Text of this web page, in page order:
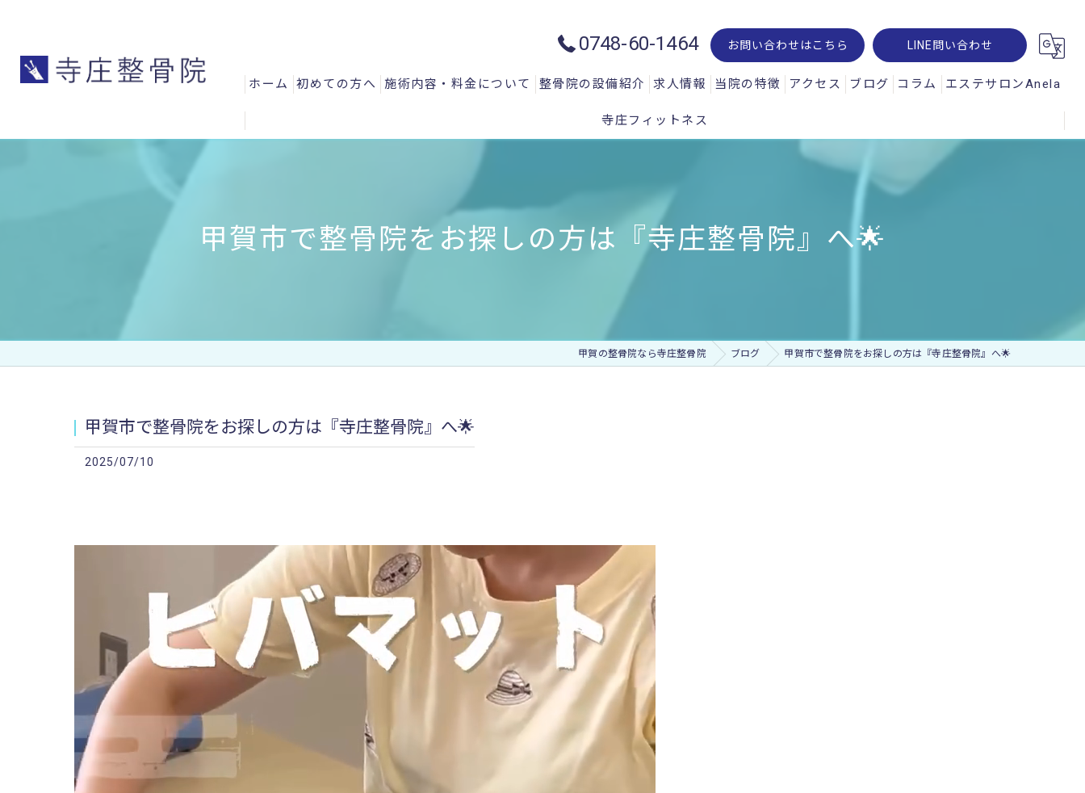
0748-60-1464 お問い合わせはこちら LINE問い合わせ
ホーム 初めての方へ
よくある質問
施術内容・料金について
一般施術メニュー
整骨院の設備紹介
ハイトーン治療器：ハイチャージ
微弱電流治療器：エレサス
加圧治療：MCCⅡマルチカフケア
求人情報 当院の特徴
腰痛
神経痛
アクセス ブログ コラム エステサロンAnela
寺庄フィットネス
甲賀市で整骨院をお探しの方は『寺庄整骨院』へ🌟
甲賀の整骨院なら寺庄整骨院 ブログ 甲賀市で整骨院をお探しの方は『寺庄整骨院』へ🌟
甲賀市で整骨院をお探しの方は『寺庄整骨院』へ🌟
2025/07/10